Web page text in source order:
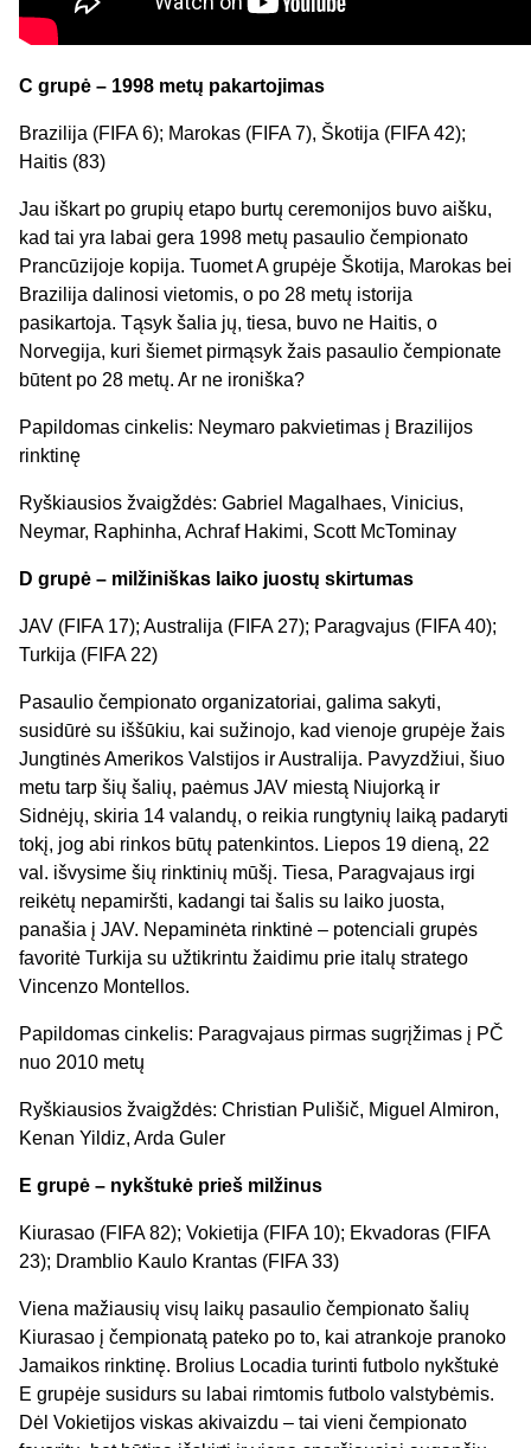
C grupė – 1998 metų pakartojimas
Brazilija (FIFA 6); Marokas (FIFA 7), Škotija (FIFA 42);
Haitis (83)
Jau iškart po grupių etapo burtų ceremonijos buvo aišku,
kad tai yra labai gera 1998 metų pasaulio čempionato
Prancūzijoje kopija. Tuomet A grupėje Škotija, Marokas bei
Brazilija dalinosi vietomis, o po 28 metų istorija
pasikartoja. Tąsyk šalia jų, tiesa, buvo ne Haitis, o
Norvegija, kuri šiemet pirmąsyk žais pasaulio čempionate
būtent po 28 metų. Ar ne ironiška?
Papildomas cinkelis: Neymaro pakvietimas į Brazilijos
rinktinę
Ryškiausios žvaigždės: Gabriel Magalhaes, Vinicius,
Neymar, Raphinha, Achraf Hakimi, Scott McTominay
D grupė – milžiniškas laiko juostų skirtumas
JAV (FIFA 17); Australija (FIFA 27); Paragvajus (FIFA 40);
Turkija (FIFA 22)
Pasaulio čempionato organizatoriai, galima sakyti,
susidūrė su iššūkiu, kai sužinojo, kad vienoje grupėje žais
Jungtinės Amerikos Valstijos ir Australija. Pavyzdžiui, šiuo
metu tarp šių šalių, paėmus JAV miestą Niujorką ir
Sidnėjų, skiria 14 valandų, o reikia rungtynių laiką padaryti
tokį, jog abi rinkos būtų patenkintos. Liepos 19 dieną, 22
val. išvysime šių rinktinių mūšį. Tiesa, Paragvajaus irgi
reikėtų nepamiršti, kadangi tai šalis su laiko juosta,
panašia į JAV. Nepaminėta rinktinė – potenciali grupės
favoritė Turkija su užtikrintu žaidimu prie italų stratego
Vincenzo Montellos.
Papildomas cinkelis: Paragvajaus pirmas sugrįžimas į PČ
nuo 2010 metų
Ryškiausios žvaigždės: Christian Pulišič, Miguel Almiron,
Kenan Yildiz, Arda Guler
E grupė – nykštukė prieš milžinus
Kiurasao (FIFA 82); Vokietija (FIFA 10); Ekvadoras (FIFA
23); Dramblio Kaulo Krantas (FIFA 33)
Viena mažiausių visų laikų pasaulio čempionato šalių
Kiurasao į čempionatą pateko po to, kai atrankoje pranoko
Jamaikos rinktinę. Brolius Locadia turinti futbolo nykštukė
E grupėje susidurs su labai rimtomis futbolo valstybėmis.
Dėl Vokietijos viskas akivaizdu – tai vieni čempionato